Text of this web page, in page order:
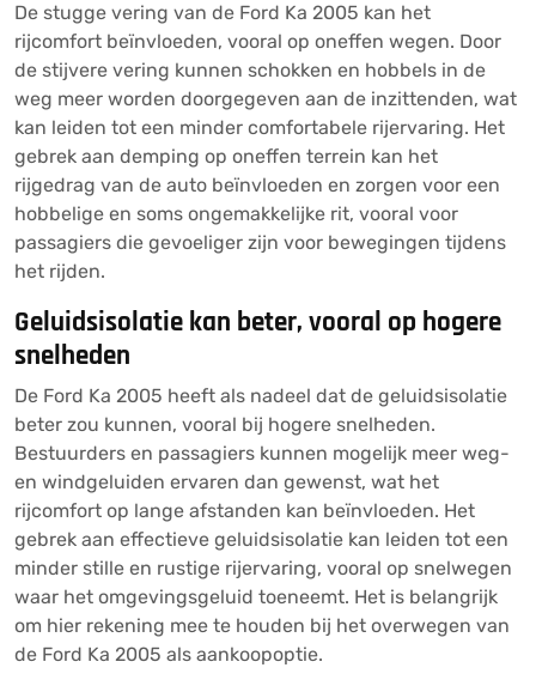
De stugge vering van de Ford Ka 2005 kan het
rijcomfort beïnvloeden, vooral op oneffen wegen. Door
de stijvere vering kunnen schokken en hobbels in de
weg meer worden doorgegeven aan de inzittenden, wat
kan leiden tot een minder comfortabele rijervaring. Het
gebrek aan demping op oneffen terrein kan het
rijgedrag van de auto beïnvloeden en zorgen voor een
hobbelige en soms ongemakkelijke rit, vooral voor
passagiers die gevoeliger zijn voor bewegingen tijdens
het rijden.
Geluidsisolatie kan beter, vooral op hogere
snelheden
De Ford Ka 2005 heeft als nadeel dat de geluidsisolatie
beter zou kunnen, vooral bij hogere snelheden.
Bestuurders en passagiers kunnen mogelijk meer weg-
en windgeluiden ervaren dan gewenst, wat het
rijcomfort op lange afstanden kan beïnvloeden. Het
gebrek aan effectieve geluidsisolatie kan leiden tot een
minder stille en rustige rijervaring, vooral op snelwegen
waar het omgevingsgeluid toeneemt. Het is belangrijk
om hier rekening mee te houden bij het overwegen van
de Ford Ka 2005 als aankoopoptie.